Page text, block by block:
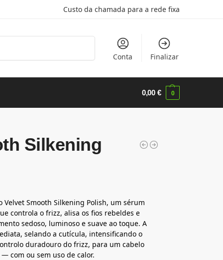
Custo da chamada para a rede fixa
Conta Finalizar
0,00€ 0
Silkening
Smooth Silkening Polish, um sérum
controla o frizz, alisa os fios rebeldes e
sedoso, luminoso e suave ao toque. A
selando a cutícula, intensificando o
duradouro do frizz, para um cabelo
com ou sem uso de calor.